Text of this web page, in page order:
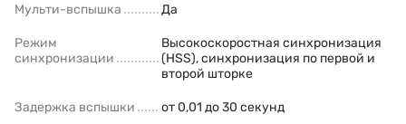
Мульти-вспышка Да
Режим
синхронизации
Высокоскоростная синхронизация
(HSS), синхронизация по первой и
второй шторке
Задержка вспышки от 0,01 до 30 секунд